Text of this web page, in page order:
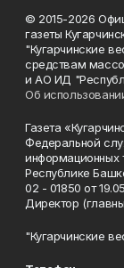
© 2015-2026
газеты
"Кугарчинские
средствам
и АО ИД
Об
Газета
Федеральной
информационных
Республике
02 - 01850 от
Директор
"Кугарчинские